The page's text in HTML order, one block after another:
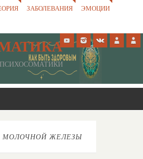
ЗАБОЛЕВАНИЯ
ЭМОЦИИ
МОЛОЧНОЙ ЖЕЛЕЗЫ